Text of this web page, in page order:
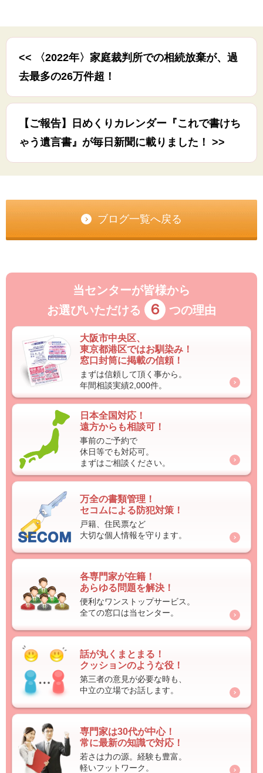
【ご報告】日めくりカレンダー『これで書けち
ゃう遺言書』が毎日新聞に載りました！ >>
<< 〈2022年〉家庭裁判所での相続放棄が、過
去最多の26万件超！
ブログ一覧へ戻る
当センターが皆様から
お選びいただける
６ つの理由
大阪市中央区、
東京都港区ではお馴染み！
窓口封筒に掲載の信頼！
まずは信頼して頂く事から。
年間相談実績2,000件。
日本全国対応！
遠方からも相談可！
事前のご予約で
休日等でも対応可。
まずはご相談ください。
万全の書類管理！
セコムによる防犯対策！
戸籍、住民票など
大切な個人情報を守ります。
各専門家が在籍！
あらゆる問題を解決！
便利なワンストップサービス。
全ての窓口は当センター。
話が丸くまとまる！
クッションのような役！
第三者の意見が必要な時も、
中立の立場でお話します。
専門家は30代が中心！
常に最新の知識で対応！
若さは力の源。経験も豊富。
軽いフットワーク。